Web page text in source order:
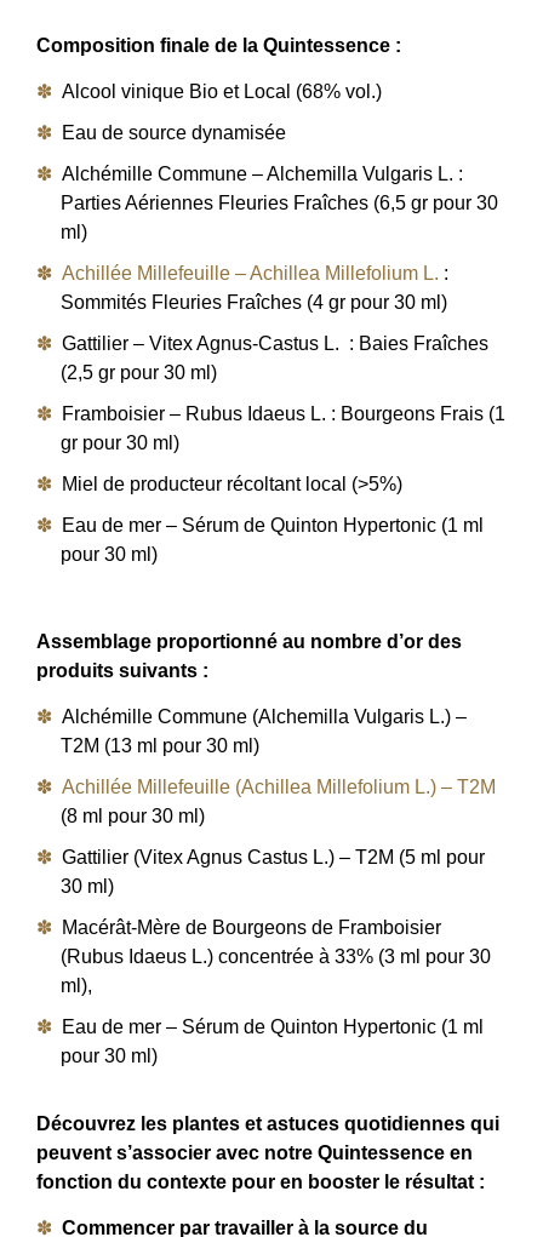
Composition finale de la Quintessence :
Alcool vinique Bio et Local (68% vol.)
Eau de source dynamisée
Alchémille Commune – Alchemilla Vulgaris L. :
Parties Aériennes Fleuries Fraîches (6,5 gr pour 30
ml)
Achillée Millefeuille – Achillea Millefolium L. :
Sommités Fleuries Fraîches (4 gr pour 30 ml)
Gattilier – Vitex Agnus-Castus L. : Baies Fraîches
(2,5 gr pour 30 ml)
Framboisier – Rubus Idaeus L. : Bourgeons Frais (1
gr pour 30 ml)
Miel de producteur récoltant local (>5%)
Eau de mer – Sérum de Quinton Hypertonic (1 ml
pour 30 ml)
Assemblage proportionné au nombre d’or des
produits suivants :
Alchémille Commune (Alchemilla Vulgaris L.) –
T2M (13 ml pour 30 ml)
Achillée Millefeuille (Achillea Millefolium L.) – T2M
(8 ml pour 30 ml)
Gattilier (Vitex Agnus Castus L.) – T2M (5 ml pour
30 ml)
Macérât-Mère de Bourgeons de Framboisier
(Rubus Idaeus L.) concentrée à 33% (3 ml pour 30
ml),
Eau de mer – Sérum de Quinton Hypertonic (1 ml
pour 30 ml)
Découvrez les plantes et astuces quotidiennes qui
peuvent s’associer avec notre Quintessence en
fonction du contexte pour en booster le résultat :
Commencer par travailler à la source du